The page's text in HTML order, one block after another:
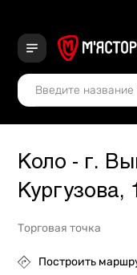
Коло - г.
Кургузова,
Торговая точка
Построить